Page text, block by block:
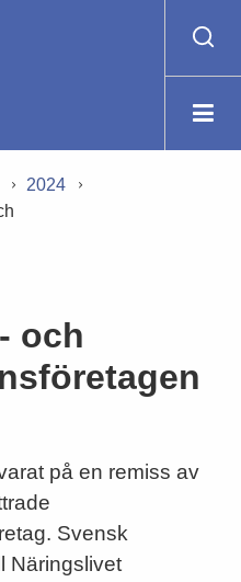
2024
och
på en remiss av
Svensk
Näringslivet